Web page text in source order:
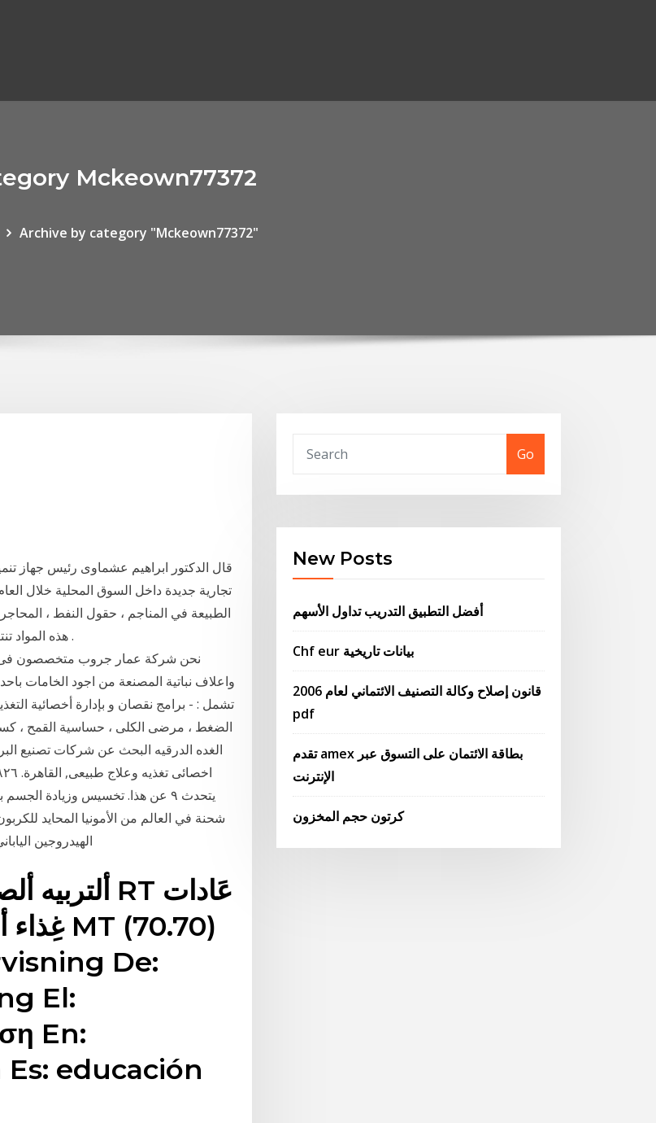
Mckeown77372
Archive by category "Mckeown77372"
الطبيعة في المناجم ، حقول النفط ،
هذه المواد تنتقل إلى مرحلة إنتاج ثانوي حيث تصنع وتحول إلى سلع إستهلاكية .
نحن شركة عمار جروب متخصصون فى
واعلاف نباتية المصنعة من اجود الخامات
يتحدث ‏٩‏ عن هذا‏. ‏تخسيس وزيادة
الهيدروجين الياباني
De:
El:
En:
educación
Go
New Posts
أفضل التطبيق التدريب تداول الأسهم
Chf eur بيانات تاريخية
قانون إصلاح وكالة التصنيف الائتماني لعام 2006
pdf
تقدم amex بطاقة الائتمان على التسوق عبر
الإنترنت
كرتون حجم المخزون